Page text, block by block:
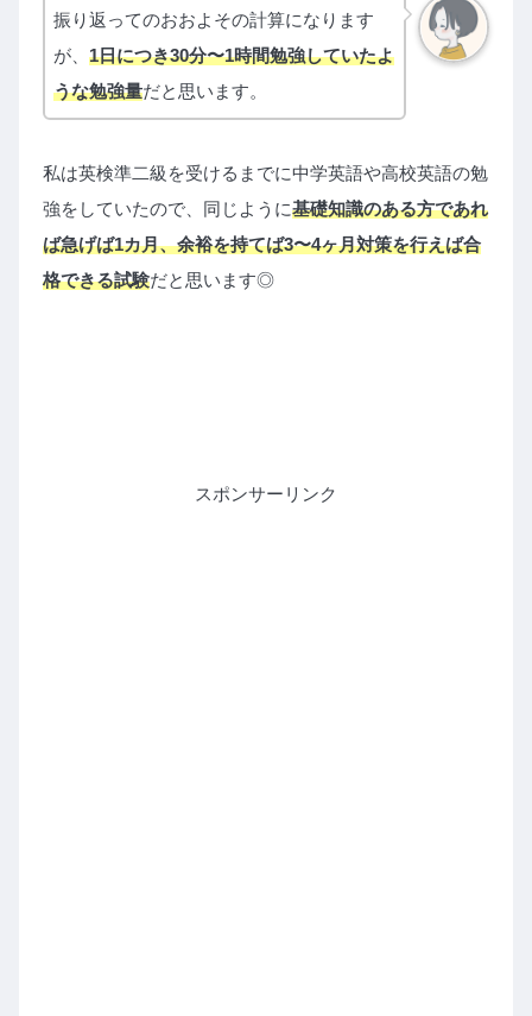
振り返ってのおおよその計算になります
が、 1日につき30分〜1時間勉強していたよ
うな勉強量だと思います。
私は英検準二級を受けるまでに中学英語や高校英語の勉
強をしていたので、同じように基礎知識のある方であれ
ば急げば1カ月、余裕を持てば3〜4ヶ月対策を行えば合
格できる試験だと思います◎
スポンサーリンク